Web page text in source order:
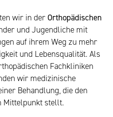
wir in derOrthopädischen
und Jugendliche mit
auf ihrem Weg zu mehr
und Lebensqualität. Als
Fachkliniken
wir medizinische
Behandlung, die den
Mittelpunkt stellt.